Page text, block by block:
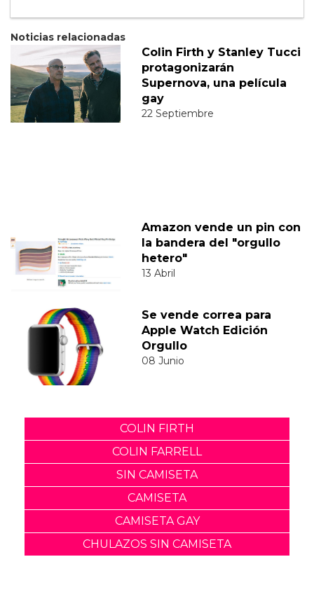
Noticias relacionadas
Colin Firth y Stanley Tucci
protagonizarán
Supernova, una película
gay
22 Septiembre
Amazon vende un pin con
la bandera del "orgullo
hetero"
13 Abril
Se vende correa para
Apple Watch Edición
Orgullo
08 Junio
COLIN FIRTH
COLIN FARRELL
SIN CAMISETA
CAMISETA
CAMISETA GAY
CHULAZOS SIN CAMISETA